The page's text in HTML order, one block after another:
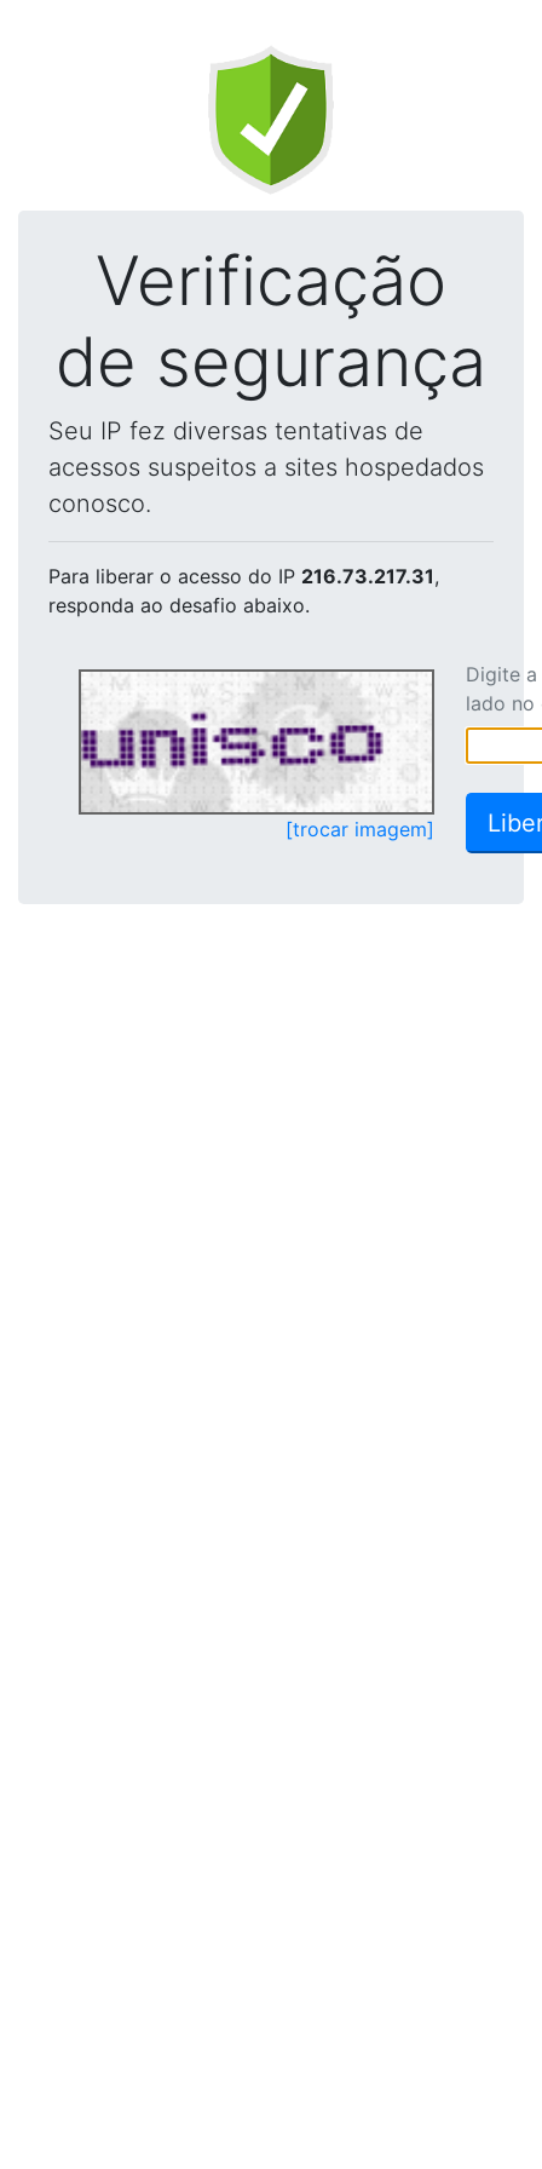
Verificação
de segurança
Seu IP fez diversas tentativas de
acessos suspeitos a sites hospedados
conosco.
Para liberar o acesso do IP 216.73.217.31,
responda ao desafio abaixo.
[trocar imagem]
Digite
lado no